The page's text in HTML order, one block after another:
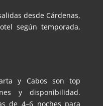
desde Cárdenas,
según temporada,
y Cabos son top
y disponibilidad.
de 4–6 noches para